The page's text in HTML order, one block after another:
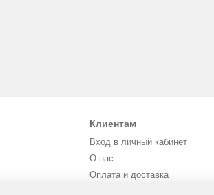
Клиентам
Вход в личный кабинет
О нас
Оплата и доставка